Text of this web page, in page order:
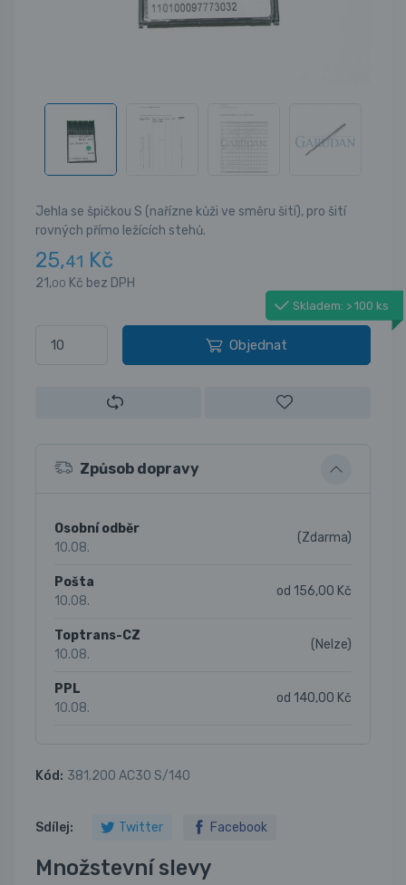
Jehla se špičkou S (nařízne kůži ve směru šití), pro šití
rovných přímo ležících stehů.
25,41 Kč
21,00 Kč bez DPH
Skladem: > 100 ks
Objednat
Způsob dopravy
Osobní odběr
10.08.
(Zdarma)
Pošta
10.08.
od 156,00 Kč
Toptrans-CZ
10.08.
(Nelze)
PPL
10.08.
od 140,00 Kč
Kód: 381.200 AC30 S/140
Sdílej: Twitter Facebook
Množstevní slevy